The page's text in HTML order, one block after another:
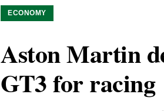
ECONOMY
Aston Martin
GT3 for racing